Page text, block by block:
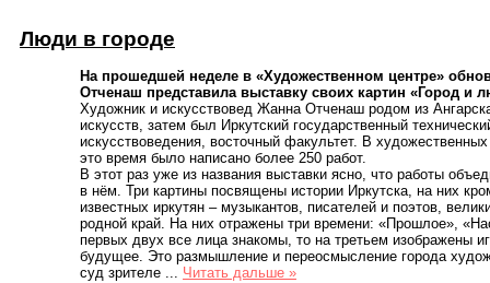
Люди в городе
На прошедшей неделе в «Художественном центре»
Отченаш представила выставку своих картин «Город и
Художник и искусствовед Жанна Отченаш родом из
искусств, затем был Иркутский государственный
искусствоведения, восточный факультет. В
это время было написано более 250 работ.
В этот раз уже из названия выставки ясно, что работы
в нём. Три картины посвящены истории Иркутска, на них
известных иркутян – музыкантов, писателей и поэтов,
родной край. На них отражены три времени: «Прошлое»,
первых двух все лица знакомы, то на третьем изображены
будущее. Это размышление и переосмысление города
суд зрителе ... Читать дальше »